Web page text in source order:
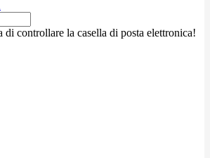
di controllare la casella di posta elettronica!